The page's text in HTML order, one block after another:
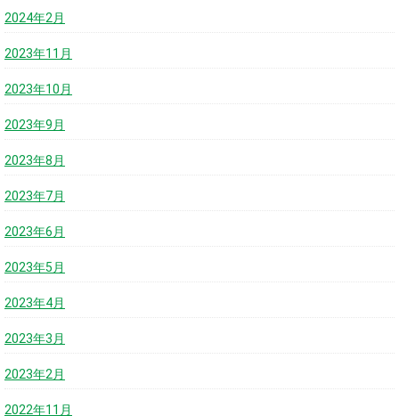
2024年2月
2023年11月
2023年10月
2023年9月
2023年8月
2023年7月
2023年6月
2023年5月
2023年4月
2023年3月
2023年2月
2022年11月